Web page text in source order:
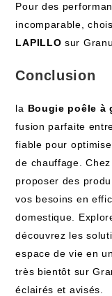
Pour des
incomparable,
LAPILLO sur
Conclusion
la Bougie poêle à
fusion parfaite
fiable pour
de chauffage.
proposer des
vos besoins en
domestique.
découvrez les
espace de vie en
très bientôt sur
éclairés et avisés.